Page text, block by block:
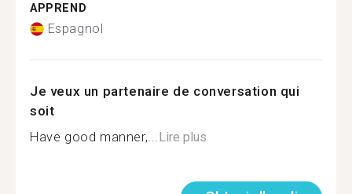
APPREND
Espagnol
Je veux un partenaire de conversation qui
soit
Have good manner,...Lire plus